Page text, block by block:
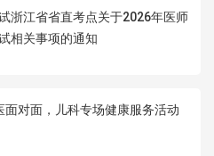
浙江省省直考点关于2026年医师
相关事项的通知
面对面，儿科专场健康服务活动